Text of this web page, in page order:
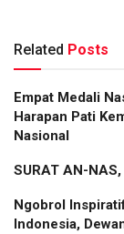
Related Posts
Empat Medali
Harapan Pati
Nasional
SURAT AN-
Ngobrol
Indonesia,